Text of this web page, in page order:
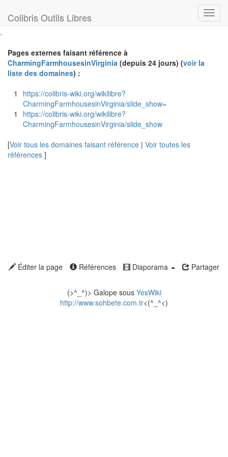
Colibris Outils Libres
.
Pages externes faisant référence à
CharmingFarmhousesinVirginia (depuis 24 jours) (voir la
liste des domaines) :
1
https://colibris-wiki.org/wikilibre?
CharmingFarmhousesinVirginia/slide_show=
1
https://colibris-wiki.org/wikilibre?
CharmingFarmhousesinVirginia/slide_show
[Voir tous les domaines faisant référence | Voir toutes les
références ]
Éditer la page Références Diaporama Partager
(>^_^)> Galope sous YesWiki
http://www.sohbete.com.tr<(^_^<)